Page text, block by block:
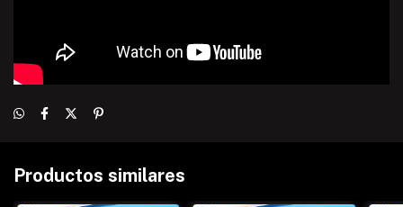
Productos similares